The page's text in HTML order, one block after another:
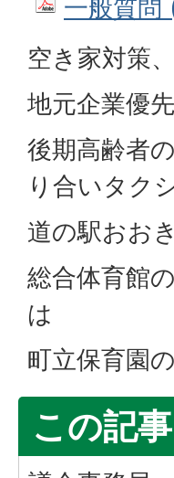
一般質問
空き家対策
地元企業優
後期高齢者
り合いタク
道の駅おお
総合体育館
は
町立保育園
この記